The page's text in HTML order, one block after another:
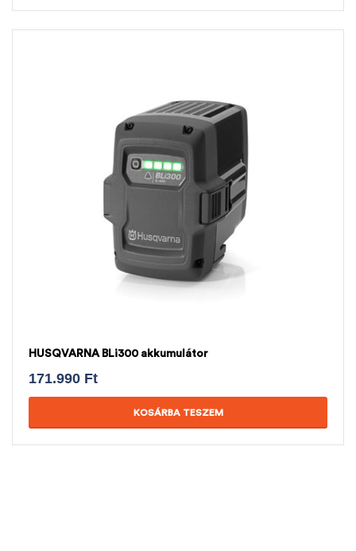
HUSQVARNA BLi300 akkumulátor
171.990 Ft
KOSÁRBA TESZEM